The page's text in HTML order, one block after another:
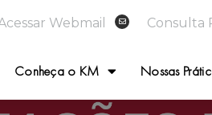
Webmail Consulta
Conheça o KM Nossas